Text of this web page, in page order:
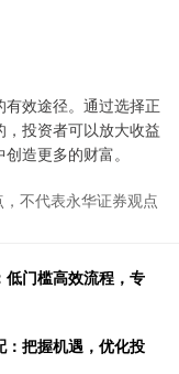
效途径。通过选择正
投资者可以放大收益
造更多的财富。
不代表永华证券观点
门槛高效流程，专
把握机遇，优化投